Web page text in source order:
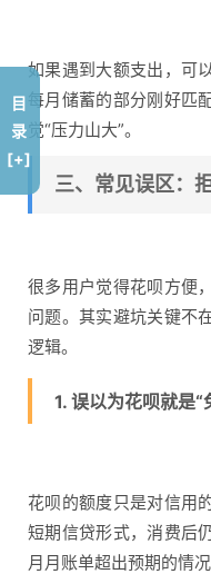
如果遇到大额支出，可
每月储蓄的部分刚好
觉“压力山大”。
三、常见误区：
很多用户觉得花呗方便
问题。其实避坑关键不
逻辑。
1. 误以为花呗就是“
花呗的额度只是对信用
短期信贷形式，消费后
月月账单超出预期的情况
目
录
[+]